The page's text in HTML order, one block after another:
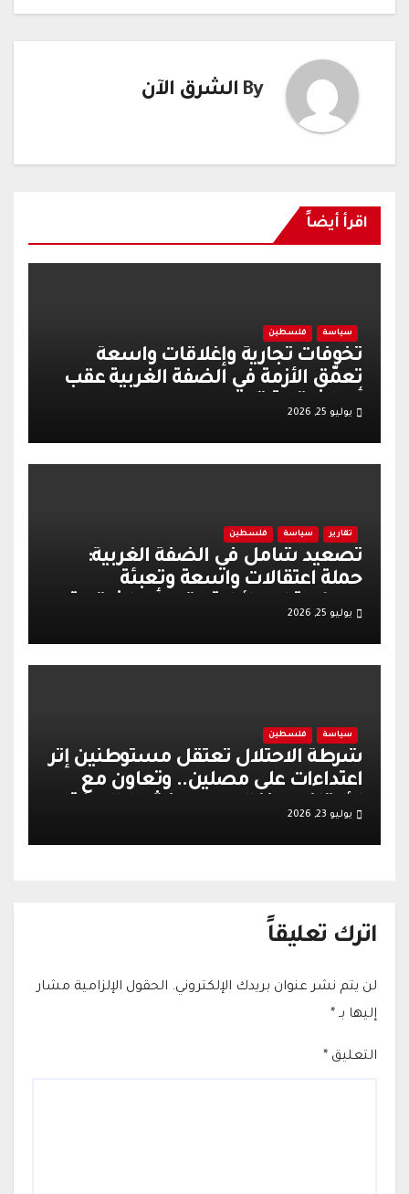
By الشرق الآن
اقرأ أيضاً
سياسة فلسطين
تخوفات تجارية وإغلاقات واسعة
تعمّق الأزمة في الضفة الغربية عقب
أحداث قرية تل
يوليو 25, 2026
تقارير سياسة فلسطين
تصعيد شامل في الضفة الغربية:
حملة اعتقالات واسعة وتعبئة
عسكرية إسرائيلية عقب أحداث قرية
يوليو 25, 2026
سياسة فلسطين
شرطة الاحتلال تعتقل مستوطنين إثر
اعتداءات على مصلين.. وتعاون مع
الأوقاف يعزز الهدوء وينشط الحركة
يوليو 23, 2026
اترك تعليقاً
لن يتم نشر عنوان بريدك الإلكتروني. الحقول الإلزامية مشار
إليها بـ *
التعليق *